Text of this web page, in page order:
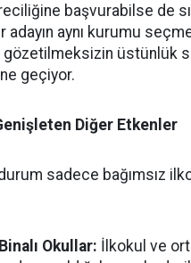
başvurabilse de
adayın aynı kurumu
gözetilmeksizin üstünlük
geçiyor.
Diğer Etkenler
durum sadece bağımsız
Okullar: İlkokul ve